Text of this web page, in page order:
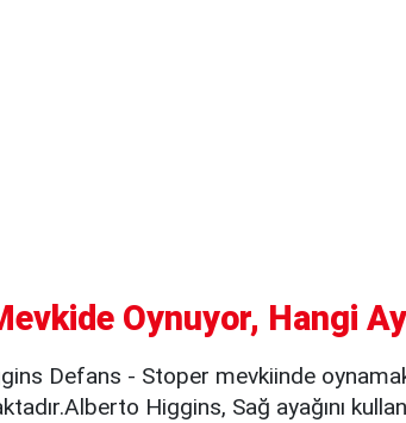
Oynuyor, Hangi
Defans - Stoper mevkiinde
Higgins, Sağ ayağını